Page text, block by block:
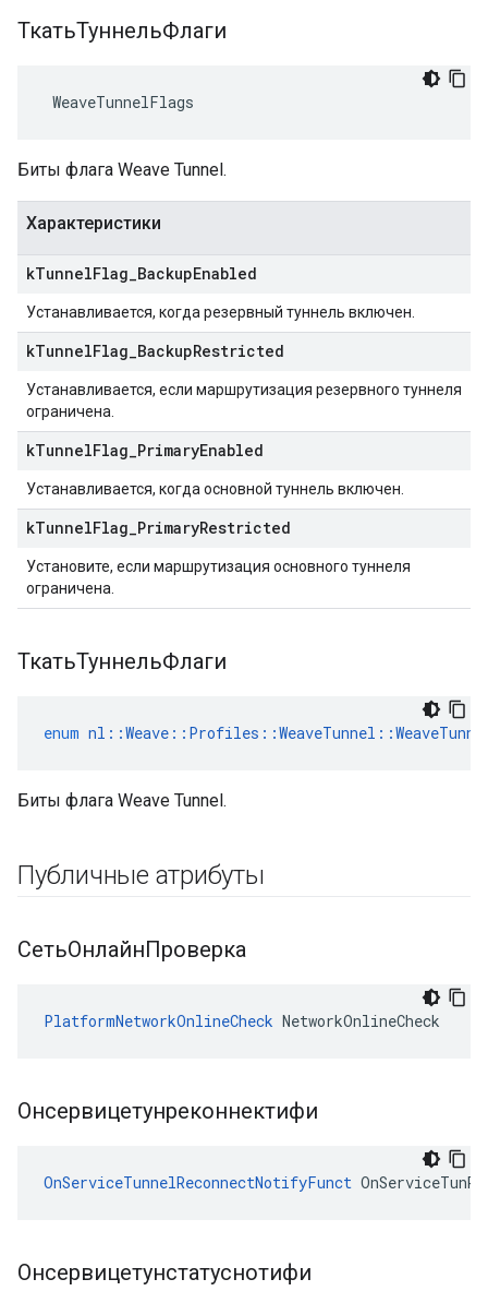
ТкатьТуннельФлаги
WeaveTunnelFlags
Биты флага Weave Tunnel.
Характеристики
kTunnelFlag BackupEnabled
Устанавливается, когда резервный туннель включен.
kTunnelFlag BackupRestricted
Устанавливается, если маршрутизация резервного туннеля
ограничена.
kTunnelFlag PrimaryEnabled
Устанавливается, когда основной туннель включен.
kTunnelFlag PrimaryRestricted
Установите, если маршрутизация основного туннеля
ограничена.
ТкатьТуннельФлаги
enum nl ::Weave :: Profiles ::WeaveTunnel ::
Биты флага Weave Tunnel.
Публичные атрибуты
СетьОнлайнПроверка
PlatformNetworkOnlineCheck NetworkOnlineCheck
Онсервицетунреконнектифи
OnServiceTunnelReconnectNotifyFunct
Онсервицетунстатуснотифи